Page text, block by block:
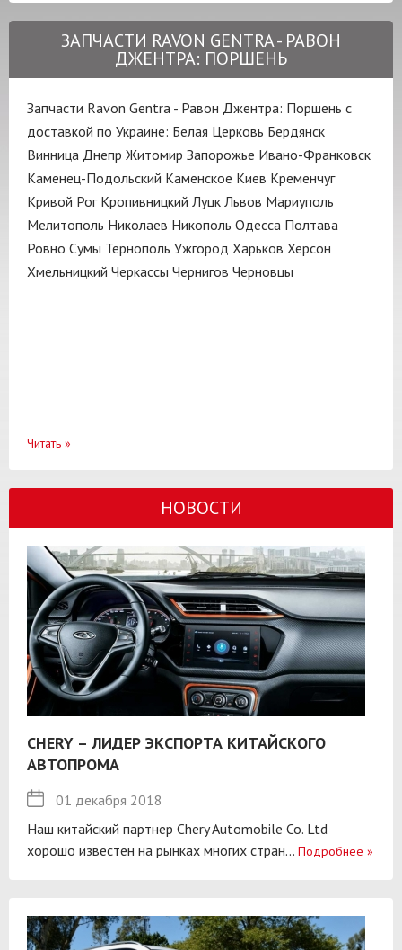
ЗАПЧАСТИ RAVON GENTRA - РАВОН
ДЖЕНТРА: ПОРШЕНЬ
Запчасти Ravon Gentra - Равон Джентра: Поршень с
доставкой по Украине: Белая Церковь Бердянск
Винница Днепр Житомир Запорожье Ивано-Франковск
Каменец-Подольский Каменское Киев Кременчуг
Кривой Рог Кропивницкий Луцк Львов Мариуполь
Мелитополь Николаев Никополь Одесса Полтава
Ровно Сумы Тернополь Ужгород Харьков Херсон
Хмельницкий Черкассы Чернигов Черновцы
Читать »
НОВОСТИ
CHERY – ЛИДЕР ЭКСПОРТА КИТАЙСКОГО
АВТОПРОМА
01 декабря 2018
Наш китайский партнер Chery Automobile Co. Ltd
хорошо известен на рынках многих стран... Подробнее »